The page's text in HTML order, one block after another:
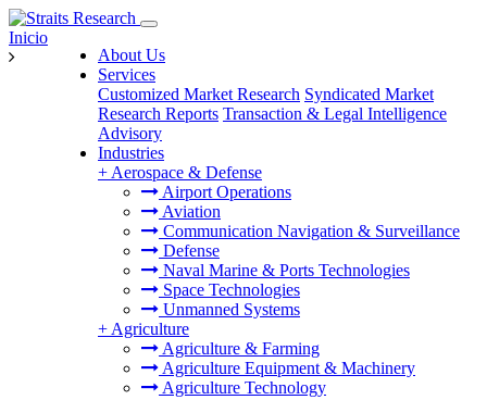
About Us
Services
Customized Market Research Syndicated Market
Research Reports Transaction & Legal Intelligence
Advisory
Industries
+ Aerospace & Defense
Airport Operations
Aviation
Communication Navigation & Surveillance
Defense
Naval Marine & Ports Technologies
Space Technologies
Unmanned Systems
+ Agriculture
Agriculture & Farming
Agriculture Equipment & Machinery
Agriculture Technology
Inicio